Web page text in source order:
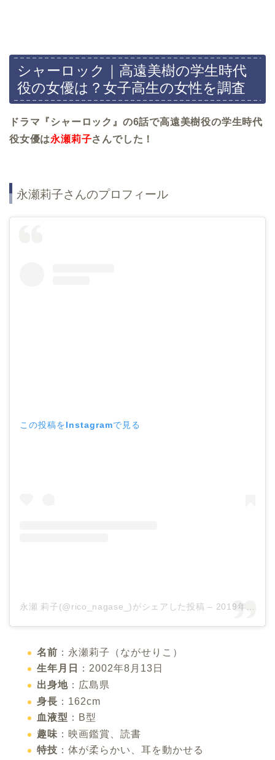
シャーロック｜高遠美樹の学生時代
役の女優は？女子高生の女性を調査
ドラマ『シャーロック』の6話で高遠美樹役の学生時代
役女優は永瀬莉子さんでした！
永瀬莉子さんのプロフィール
この投稿をInstagramで見る
永瀬 莉子(@rico_nagase_)がシェアした投稿 – 2019年10月月24日午前4時00分PDT
名前 ：永瀬莉子（ながせりこ）
生年月日
：2002年8月13日
出身地 ：広島県
身長 ：162cm
血液型 ：B型
趣味 ：映画鑑賞、読書
特技 ：体が柔らかい、耳を動かせる